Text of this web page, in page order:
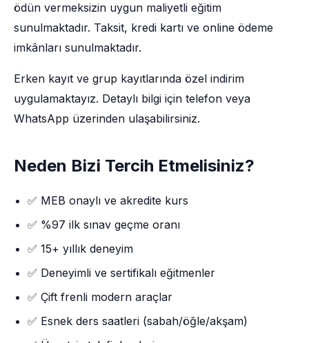
ödün vermeksizin uygun maliyetli eğitim
sunulmaktadır. Taksit, kredi kartı ve online ödeme
imkânları sunulmaktadır.
Erken kayıt ve grup kayıtlarında özel indirim
uygulamaktayız. Detaylı bilgi için telefon veya
WhatsApp üzerinden ulaşabilirsiniz.
Neden Bizi Tercih Etmelisiniz?
✅ MEB onaylı ve akredite kurs
✅ %97 ilk sınav geçme oranı
✅ 15+ yıllık deneyim
✅ Deneyimli ve sertifikalı eğitmenler
✅ Çift frenli modern araçlar
✅ Esnek ders saatleri (sabah/öğle/akşam)